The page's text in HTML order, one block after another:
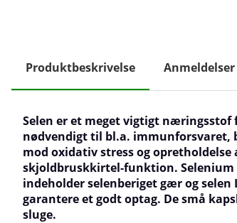
Produktbeskrivelse Anmeldelser
Selen er et meget vigtigt næringsstof
nødvendigt til bl.a. immunforsvaret,
mod oxidativ stress og opretholdelse
skjoldbruskkirtel-funktion. Selenium
indeholder selenberiget gær og
garantere et godt optag. De små
sluge.